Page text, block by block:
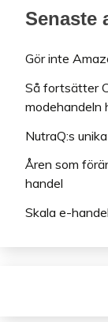
Senaste
Gör inte
Så fortsätter
modehandeln
NutraQ:s
Åren som
handel
Skala e-